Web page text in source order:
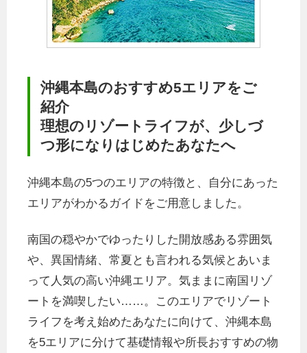
沖縄本島のおすすめ5エリアをご
紹介
理想のリゾートライフが、少しづ
つ形になりはじめたあなたへ
沖縄本島の5つのエリアの特徴と、自分にあった
エリアがわかるガイドをご用意しました。
南国の穏やかでゆったりした開放感ある雰囲気
や、異国情緒、常夏とも言われる気候とあいま
って人気の高い沖縄エリア。気ままに南国リゾ
ートを満喫したい……。このエリアでリゾート
ライフを考え始めたあなたに向けて、沖縄本島
を5エリアに分けて基礎情報や所長おすすめの物